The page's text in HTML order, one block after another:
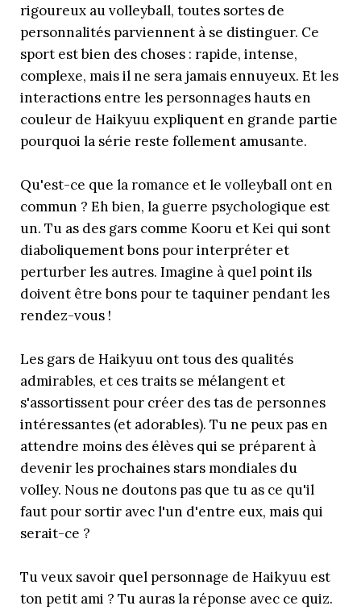
rigoureux au volleyball, toutes sortes de
personnalités parviennent à se distinguer. Ce
sport est bien des choses : rapide, intense,
complexe, mais il ne sera jamais ennuyeux. Et les
interactions entre les personnages hauts en
couleur de Haikyuu expliquent en grande partie
pourquoi la série reste follement amusante.
Qu'est-ce que la romance et le volleyball ont en
commun ? Eh bien, la guerre psychologique est
un. Tu as des gars comme Kooru et Kei qui sont
diaboliquement bons pour interpréter et
perturber les autres. Imagine à quel point ils
doivent être bons pour te taquiner pendant les
rendez-vous !
Les gars de Haikyuu ont tous des qualités
admirables, et ces traits se mélangent et
s'assortissent pour créer des tas de personnes
intéressantes (et adorables). Tu ne peux pas en
attendre moins des élèves qui se préparent à
devenir les prochaines stars mondiales du
volley. Nous ne doutons pas que tu as ce qu'il
faut pour sortir avec l'un d'entre eux, mais qui
serait-ce ?
Tu veux savoir quel personnage de Haikyuu est
ton petit ami ? Tu auras la réponse avec ce quiz.